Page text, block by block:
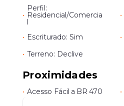
•
Perfil:
Residencial/Comercia
l
•
• Escriturado: Sim •
• Terreno: Declive
Proximidades
• Acesso Fácil a BR 470 •